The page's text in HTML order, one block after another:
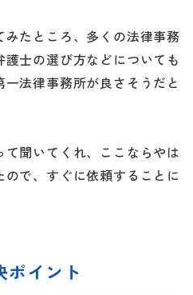
たところ、多くの法律事務
士の選び方などについても
法律事務所が良さそうだと
聞いてくれ、ここならやは
で、すぐに依頼することに
ポイント